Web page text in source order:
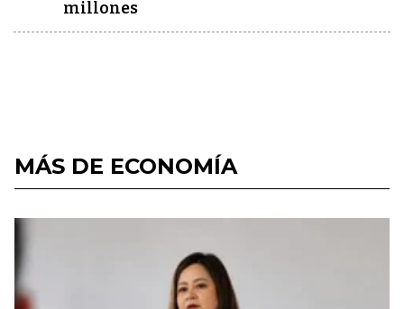
millones
MÁS DE ECONOMÍA